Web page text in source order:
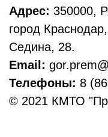
Адрес: 350000,
город
Седина, 28.
Email:
Телефоны: 8
© 2021 КМТО